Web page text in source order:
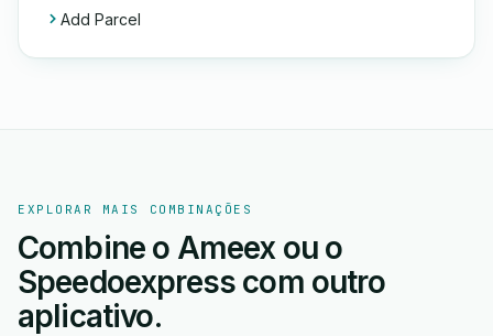
Add Parcel
EXPLORAR MAIS COMBINAÇÕES
Combine o Ameex ou o
Speedoexpress com outro
aplicativo.